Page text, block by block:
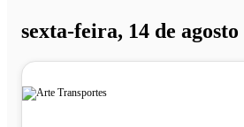
sexta-feira, 14 de agosto